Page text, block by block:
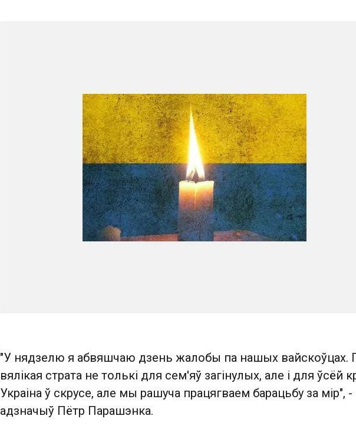
"У нядзелю я абвяшчаю дзень жалобы па нашых вайскоўцах.
вялікая страта не толькі для сем'яў загінулых, але і для ўсёй
Украіна ў скрусе, але мы рашуча працягваем барацьбу за мір", -
адзначыў Пётр Парашэнка.